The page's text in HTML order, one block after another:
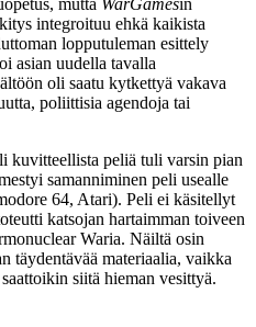
integroituu ehkä kaikista
lopputuleman esittely
asian uudella tavalla
oli saatu kytkettyä vakava
poliittisia agendoja tai
kuvitteellista peliä tuli varsin pian
samanniminen peli usealle
64, Atari). Peli ei käsitellyt
katsojan hartaimman toiveen
Waria. Näiltä osin
täydentävää materiaalia, vaikka
siitä hieman vesittyä.